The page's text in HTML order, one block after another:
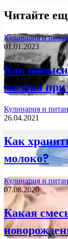
Читайте
Кулинария и
01.01.2023
Как
молока
Кулинария и
26.04.2021
Как
молоко?
Кулинария и
07.08.2020
Какая